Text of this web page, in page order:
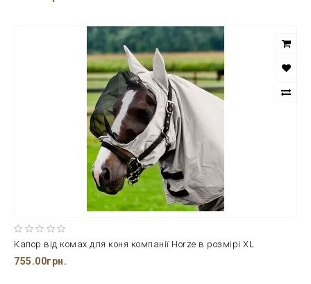
Капор від комах для коня компанії Horze в розмірі XL
755.00грн.